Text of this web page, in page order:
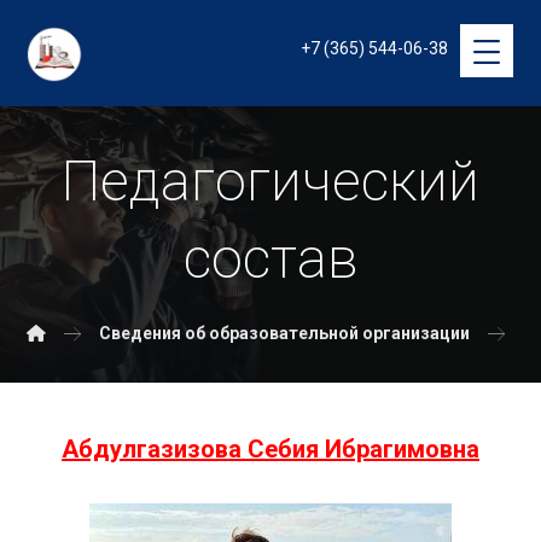
+7 (365) 544-06-38
Педагогический
состав
Сведения об образовательной организации
Абдулгазизова Себия Ибрагимовна